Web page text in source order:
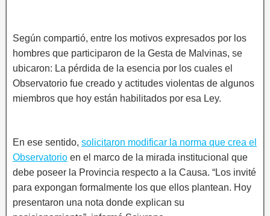
Según compartió, entre los motivos expresados por los
hombres que participaron de la Gesta de Malvinas, se
ubicaron: La pérdida de la esencia por los cuales el
Observatorio fue creado y actitudes violentas de algunos
miembros que hoy están habilitados por esa Ley.
En ese sentido, solicitaron modificar la norma que crea el
Observatorio en el marco de la mirada institucional que
debe poseer la Provincia respecto a la Causa. “Los invité
para expongan formalmente los que ellos plantean. Hoy
presentaron una nota donde explican su